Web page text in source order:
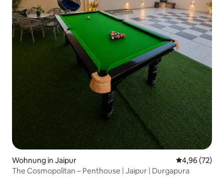
Wohnung in Jaipur
4,96 (72)
The Cosmopolitan – Penthouse | Jaipur | Durgapura